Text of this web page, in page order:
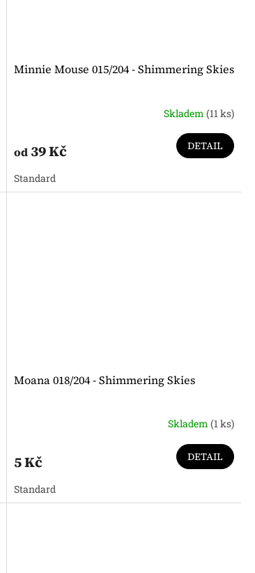
Minnie Mouse 015/204 - Shimmering Skies
Skladem (11 ks)
od39 Kč DETAIL
Standard
Moana 018/204 - Shimmering Skies
Skladem (1 ks)
5 Kč DETAIL
Standard